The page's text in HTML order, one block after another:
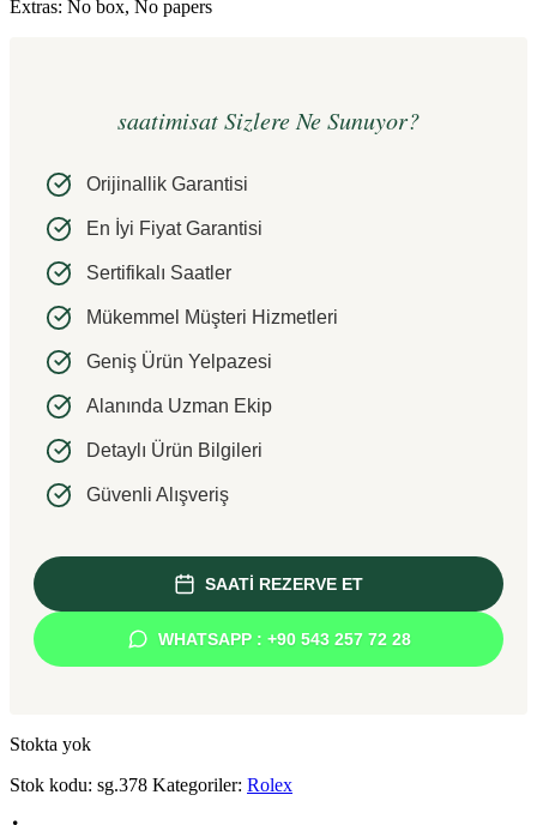
Extras: No box, No papers
saatimisat Sizlere Ne Sunuyor?
Orijinallik Garantisi
En İyi Fiyat Garantisi
Sertifikalı Saatler
Mükemmel Müşteri Hizmetleri
Geniş Ürün Yelpazesi
Alanında Uzman Ekip
Detaylı Ürün Bilgileri
Güvenli Alışveriş
SAATİ REZERVE ET
WHATSAPP : +90 543 257 72 28
Stokta yok
Stok kodu: sg.378 Kategoriler: Rolex